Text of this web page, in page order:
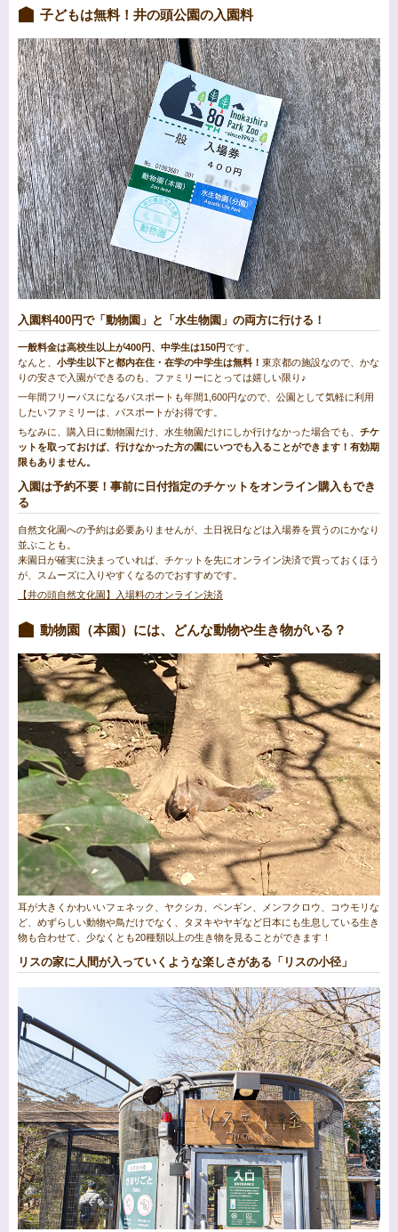
子どもは無料！井の頭公園の入園料
入園料400円で「動物園」と「水生物園」の両方に行ける！
一般料金は高校生以上が400円、中学生は150円です。
なんと、 小学生以下と都内在住・在学の中学生は無料！ 東京都の施設なので、かな
りの安さで入園ができるのも、ファミリーにとっては嬉しい限り♪
一年間フリーパスになるパスポートも年間1,600円なので、公園として気軽に利用
したいファミリーは、パスポートがお得です。
ちなみに、購入日に動物園だけ、水生物園だけにしか行けなかった場合でも、 チケ
ットを取っておけば、行けなかった方の園にいつでも入ることができます！有効期
限もありません。
入園は予約不要！事前に日付指定のチケットをオンライン購入もでき
る
自然文化園への予約は必要ありませんが、土日祝日などは入場券を買うのにかなり
並ぶことも。
来園日が確実に決まっていれば、チケットを先にオンライン決済で買っておくほう
が、スムーズに入りやすくなるのでおすすめです。
【井の頭自然文化園】入場料のオンライン決済
動物園（本園）には、どんな動物や生き物がいる？
耳が大きくかわいいフェネック、ヤクシカ、ペンギン、メンフクロウ、コウモリな
ど、めずらしい動物や鳥だけでなく、タヌキやヤギなど日本にも生息している生き
物も合わせて、少なくとも20種類以上の生き物を見ることができます！
リスの家に人間が入っていくような楽しさがある「リスの小径」